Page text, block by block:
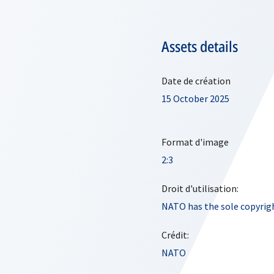
Assets details
Date de création
15 October 2025
Format d'image
2:3
Droit d'utilisation:
NATO has the sole
Crédit:
NATO